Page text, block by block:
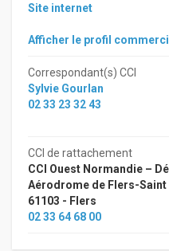
Site internet
Afficher le profil
Correspondant(s) CCI
Sylvie Gourlan
02 33 23 32 43
CCI de rattachement
CCI Ouest Normandie –
Aérodrome de Flers-Saint
61103 - Flers
02 33 64 68 00